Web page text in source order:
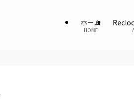
ホーム
HOME